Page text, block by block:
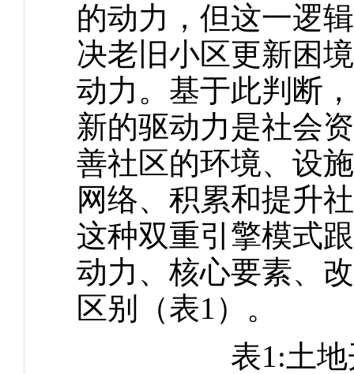
的动力，但这一逻
决老旧小区更新困
动力。基于此判断
新的驱动力是社会
善社区的环境、设
网络、积累和提升
这种双重引擎模式
动力、核心要素、
区别（表1）。
表1:土地